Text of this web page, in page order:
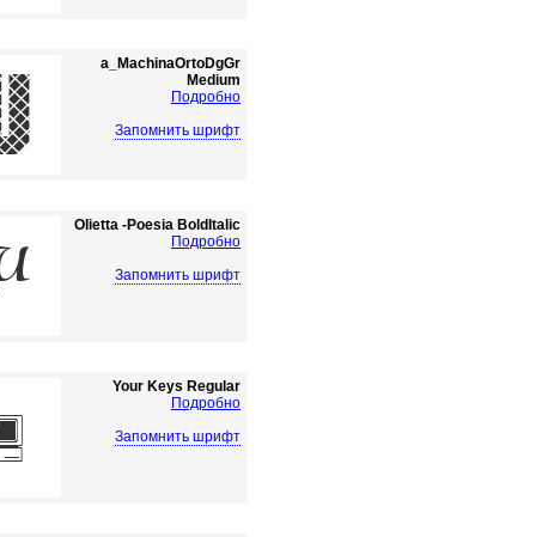
a_MachinaOrtoDgGr
Medium
Подробно
Запомнить шрифт
Olietta -Poesia BoldItalic
Подробно
Запомнить шрифт
Your Keys Regular
Подробно
Запомнить шрифт